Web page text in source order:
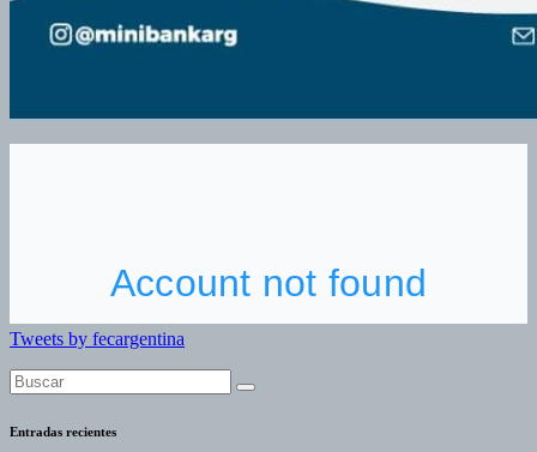
Tweets by fecargentina
Entradas recientes